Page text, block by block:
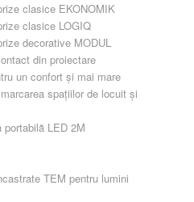
clasice EKONOMIK
clasice LOGIQ
decorative MODUL
din proiectare
un confort și mai mare
spațiilor de locuit și
portabilă LED 2M
TEM pentru lumini